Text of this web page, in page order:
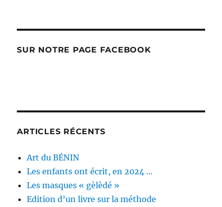
SUR NOTRE PAGE FACEBOOK
ARTICLES RÉCENTS
Art du BÉNIN
Les enfants ont écrit, en 2024 …
Les masques « gèlèdé »
Edition d’un livre sur la méthode